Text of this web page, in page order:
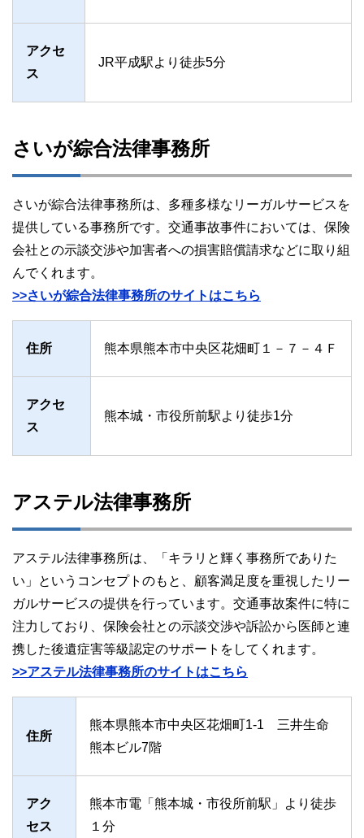
アクセ
ス
JR平成駅より徒歩5分
さいが綜合法律事務所
さいが綜合法律事務所は、多種多様なリーガルサービスを
提供している事務所です。交通事故事件においては、保険
会社との示談交渉や加害者への損害賠償請求などに取り組
んでくれます。
>>さいが綜合法律事務所のサイトはこちら
住所 熊本県熊本市中央区花畑町１－７－４Ｆ
アクセ
ス
熊本城・市役所前駅より徒歩1分
アステル法律事務所
アステル法律事務所は、「キラリと輝く事務所でありた
い」というコンセプトのもと、顧客満足度を重視したリー
ガルサービスの提供を行っています。交通事故案件に特に
注力しており、保険会社との示談交渉や訴訟から医師と連
携した後遺症害等級認定のサポートをしてくれます。
>>アステル法律事務所のサイトはこちら
住所
熊本県熊本市中央区花畑町1-1 三井生命
熊本ビル7階
アク
セス
熊本市電「熊本城・市役所前駅」より徒歩
１分